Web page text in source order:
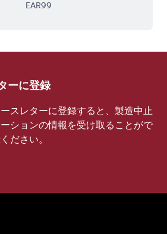
EAR99
ーに登録
スレターに登録すると、製造中止
ションの情報を受け取ることがで
ださい。